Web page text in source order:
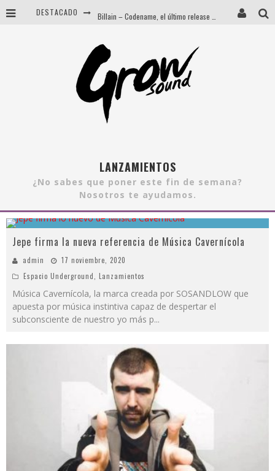
DESTACADO
Esta Nochevieja… vuelve Tomorrowland
LANZAMIENTOS
¿No sabes que poner este fin de semana?
Nosotros te ayudamos.
Jepe firma la nueva referencia de Música Cavernícola
admin
17 noviembre, 2020
Espacio Underground
Lanzamientos
Música Cavernícola, la marca creada por SOSANDLOW que
apuesta por música instintiva capaz de despertar el
subconsciente de nuestro yo más p...